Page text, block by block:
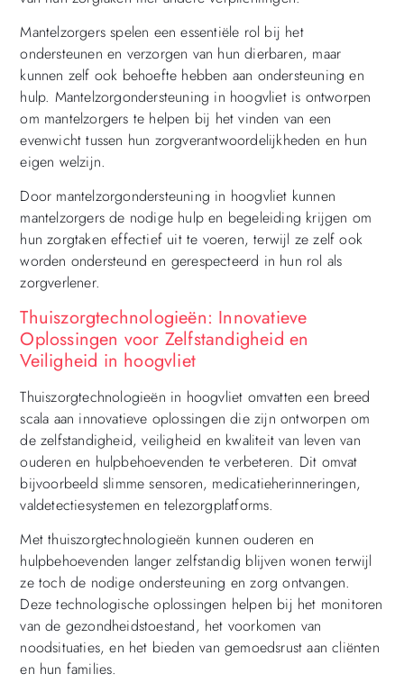
Mantelzorgers spelen een essentiële rol bij het
ondersteunen en verzorgen van hun dierbaren, maar
kunnen zelf ook behoefte hebben aan ondersteuning en
hulp. Mantelzorgondersteuning in hoogvliet is ontworpen
om mantelzorgers te helpen bij het vinden van een
evenwicht tussen hun zorgverantwoordelijkheden en hun
eigen welzijn.
Door mantelzorgondersteuning in hoogvliet kunnen
mantelzorgers de nodige hulp en begeleiding krijgen om
hun zorgtaken effectief uit te voeren, terwijl ze zelf ook
worden ondersteund en gerespecteerd in hun rol als
zorgverlener.
Thuiszorgtechnologieën: Innovatieve
Oplossingen voor Zelfstandigheid en
Veiligheid in hoogvliet
Thuiszorgtechnologieën in hoogvliet omvatten een breed
scala aan innovatieve oplossingen die zijn ontworpen om
de zelfstandigheid, veiligheid en kwaliteit van leven van
ouderen en hulpbehoevenden te verbeteren. Dit omvat
bijvoorbeeld slimme sensoren, medicatieherinneringen,
valdetectiesystemen en telezorgplatforms.
Met thuiszorgtechnologieën kunnen ouderen en
hulpbehoevenden langer zelfstandig blijven wonen terwijl
ze toch de nodige ondersteuning en zorg ontvangen.
Deze technologische oplossingen helpen bij het monitoren
van de gezondheidstoestand, het voorkomen van
noodsituaties, en het bieden van gemoedsrust aan cliënten
en hun families.